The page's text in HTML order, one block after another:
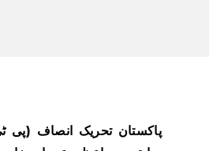
پاکستان تحریک انصاف (پی